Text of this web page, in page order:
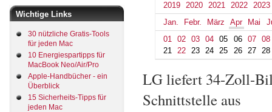
Wichtige Links
30 nützliche Gratis-Tools
für jeden Mac
10 Energiespartipps für
MacBook Neo/Air/Pro
Apple-Handbücher - ein
Überblick
15 Sicherheits-Tipps für
jeden Mac
2019
2020 2021 2022
2023
Jan.
Febr. März Apr Mai
01
02 03 04 05 06 07
08
21
22 23 24 25 26 27 28
LG liefert 34-Zoll-
Schnittstelle aus